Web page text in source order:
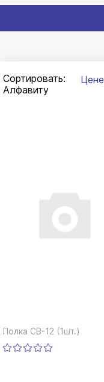
Сортировать: Цене
Алфавиту
Полка CB-12 (1шт.)